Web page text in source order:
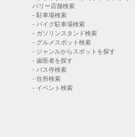
バリー店舗検索
駐車場検索
バイク駐車場検索
ガソリンスタンド検索
グルメスポット検索
ジャンルからスポットを探す
歯医者を探す
バス停検索
住所検索
イベント検索